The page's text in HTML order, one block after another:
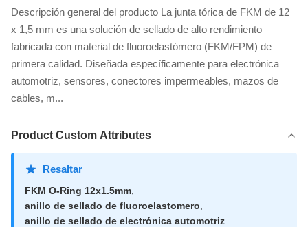
Descripción general del producto La junta tórica de FKM de 12
x 1,5 mm es una solución de sellado de alto rendimiento
fabricada con material de fluoroelastómero (FKM/FPM) de
primera calidad. Diseñada específicamente para electrónica
automotriz, sensores, conectores impermeables, mazos de
cables, m...
Product Custom Attributes
Resaltar
FKM O-Ring 12x1.5mm
anillo de sellado de fluoroelastomero
anillo de sellado de electrónica automotriz